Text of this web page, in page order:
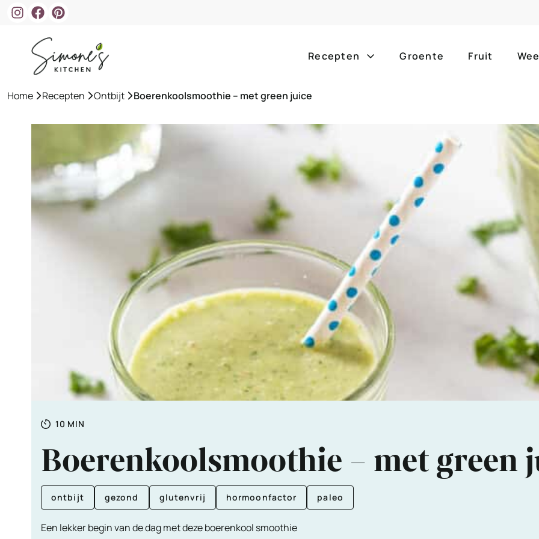
Recepten
bijgerechten
lunch hoofdgerechten
borrelhapjes desserts
voorgerechten
alle
alle
Groente Fruit
Home »Recepten »Ontbijt »Boerenkoolsmoothie – met green juice
Totale
10 MINUTEN
MIN
Boerenkoolsmoothie – met green
ontbijt gezond glutenvrij hormoonfactor paleo
Een lekker begin van de dag met deze boerenkool smoothie